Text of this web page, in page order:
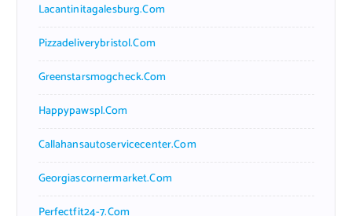
Lacantinitagalesburg.com
Pizzadeliverybristol.com
Greenstarsmogcheck.com
Happypawspl.com
Callahansautoservicecenter.com
Georgiascornermarket.com